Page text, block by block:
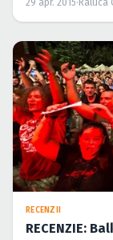
29 apr. 2015· Raluca
RECENZII
RECENZIE: